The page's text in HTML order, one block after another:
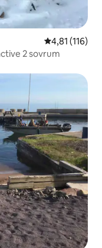
4,81 av 5 i
4,81 (116)
2 sovrum